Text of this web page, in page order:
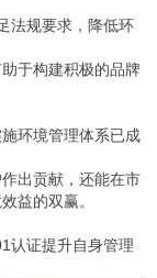
法规要求，降低环
于构建积极的品牌
环境管理体系已成
出贡献，还能在市
益的双赢。
认证提升自身管理